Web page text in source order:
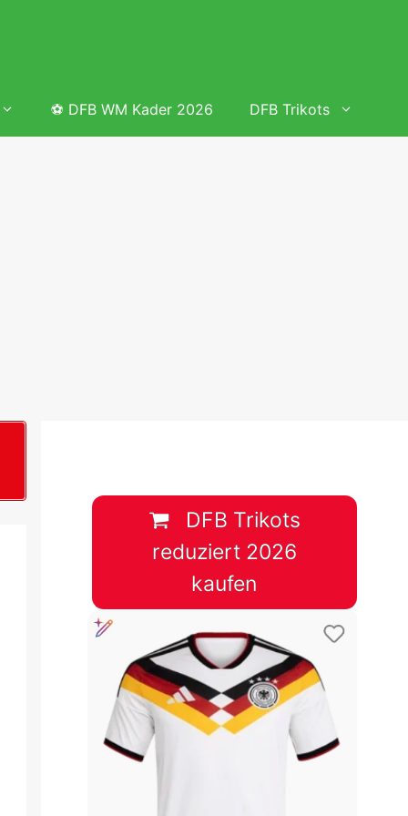
&
&
Tabelle
Tabelle
⚽ DFB WM Kader 2026 DFB Trikots
DFB Trikots
reduziert 2026
kaufen